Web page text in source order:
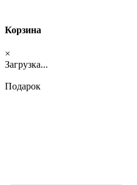
Корзина
×
Загрузка...
Подарок